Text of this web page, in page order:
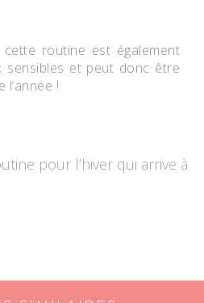
cette routine est également
sensibles et peut donc être
!
pour l’hiver qui arrive à